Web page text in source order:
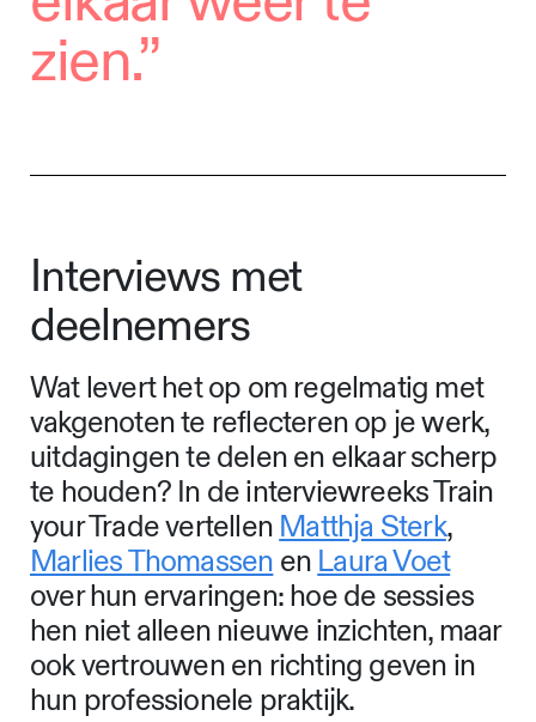
zien.”
Interviews met
deelnemers
Wat levert het op om regelmatig met
vakgenoten te reflecteren op je werk,
uitdagingen te delen en elkaar scherp
te houden? In de interviewreeks Train
your Trade vertellen Matthja Sterk,
Marlies Thomassen en Laura Voet
over hun ervaringen: hoe de sessies
hen niet alleen nieuwe inzichten, maar
ook vertrouwen en richting geven in
hun professionele praktijk.